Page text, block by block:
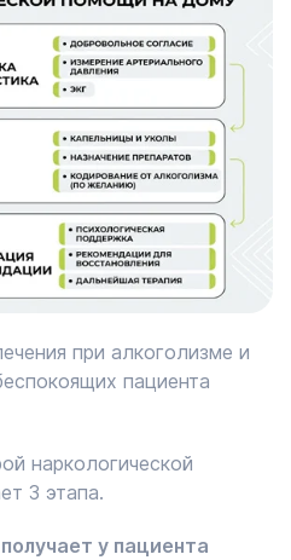
при алкоголизме и
пациента
наркологической
3 этапа.
у пациента